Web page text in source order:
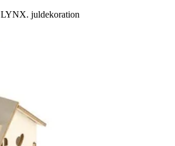
LYNX. juldekoration